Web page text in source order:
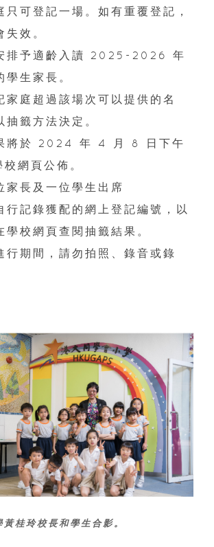
只可登記一場。如有重覆登記，
失效。
排予適齡入讀 2025-2026 年
學生家長。
家庭超過該場次可以提供的名
抽籤方法決定。
將於 2024 年 4 月 8 日下午
網頁公佈。
家長及一位學生出席
行記錄獲配的網上登記編號，以
學校網頁查閱抽籤結果。
行期間，請勿拍照、錄音或錄
桂玲校長和學生合影。